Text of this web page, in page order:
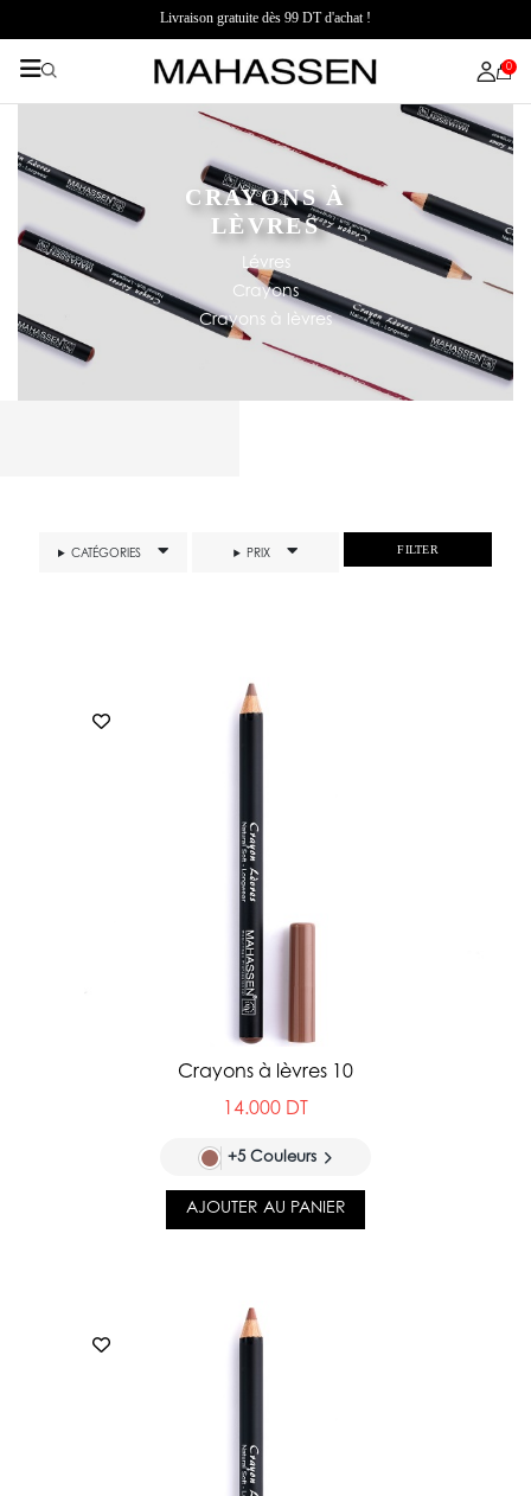
Livraison gratuite dès 99 DT d'achat !
0
CRAYONS À
LÈVRES
Lévres
Crayons
Crayons à lèvres
CATÉGORIES PRIX FILTER
Crayons à lèvres 10
14.000 DT
+5 Couleurs
AJOUTER AU PANIER